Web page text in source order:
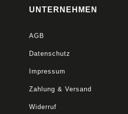
UNTERNEHMEN
AGB
Datenschutz
Impressum
Zahlung & Versand
Widerruf